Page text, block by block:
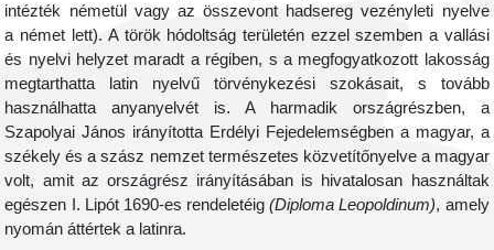
intézték németül vagy az összevont hadsereg vezényleti nyelve
a német lett). A török hódoltság területén ezzel szemben a vallási
és nyelvi helyzet maradt a régiben, s a megfogyatkozott lakosság
megtarthatta latin nyelvű törvénykezési szokásait, s tovább
használhatta anyanyelvét is. A harmadik országrészben, a
Szapolyai János irányította Erdélyi Fejedelemségben a magyar, a
székely és a szász nemzet természetes közvetítőnyelve a magyar
volt, amit az országrész irányításában is hivatalosan használtak
egészen I. Lipót 1690-es rendeletéig(Diploma Leopoldinum), amely
nyomán áttértek a latinra.